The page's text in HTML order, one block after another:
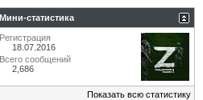
Мини-статистика
Регистрация
18.07.2016
Всего сообщений
2,686
Показать всю статистику